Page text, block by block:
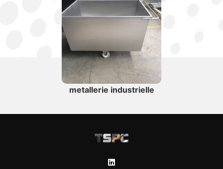
metallerie industrielle